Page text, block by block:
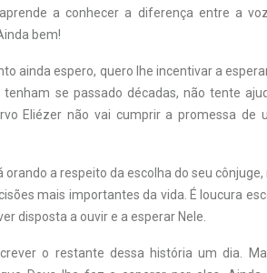
a conhecer a diferença entre a
bem!
ainda espero, quero lhe incentivar a
tenham se passado décadas, não tente
Eliézer não vai cumprir a promessa de
orando a respeito da escolha do seu
mais importantes da vida. É loucura
disposta a ouvir e a esperar Nele.
o restante dessa história um dia.